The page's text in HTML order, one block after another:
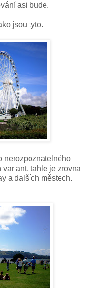
asi bude.
jsou tyto.
nerozpoznatelného
tahle je zrovna
a dalších městech.